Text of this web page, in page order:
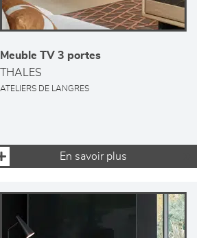
Meuble TV 3 portes
THALES
ATELIERS DE LANGRES
En savoir plus